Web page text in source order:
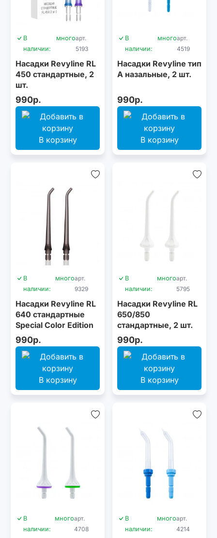
В
наличии:
многоарт.
5193
Насадки Revyline RL
450 стандартные, 2
шт.
990р.
В корзину
В
наличии:
многоарт.
4519
Насадки Revyline тип
А назальные, 2 шт.
990р.
В корзину
В
наличии:
многоарт.
9329
Насадки Revyline RL
640 стандартные
Special Color Edition
Fire Horse, 2 шт.
990р.
В корзину
В
наличии:
многоарт.
5795
Насадки Revyline RL
650/850
стандартные, 2 шт.
990р.
В корзину
В
наличии:
многоарт.
4708
В
наличии:
многоарт.
4214